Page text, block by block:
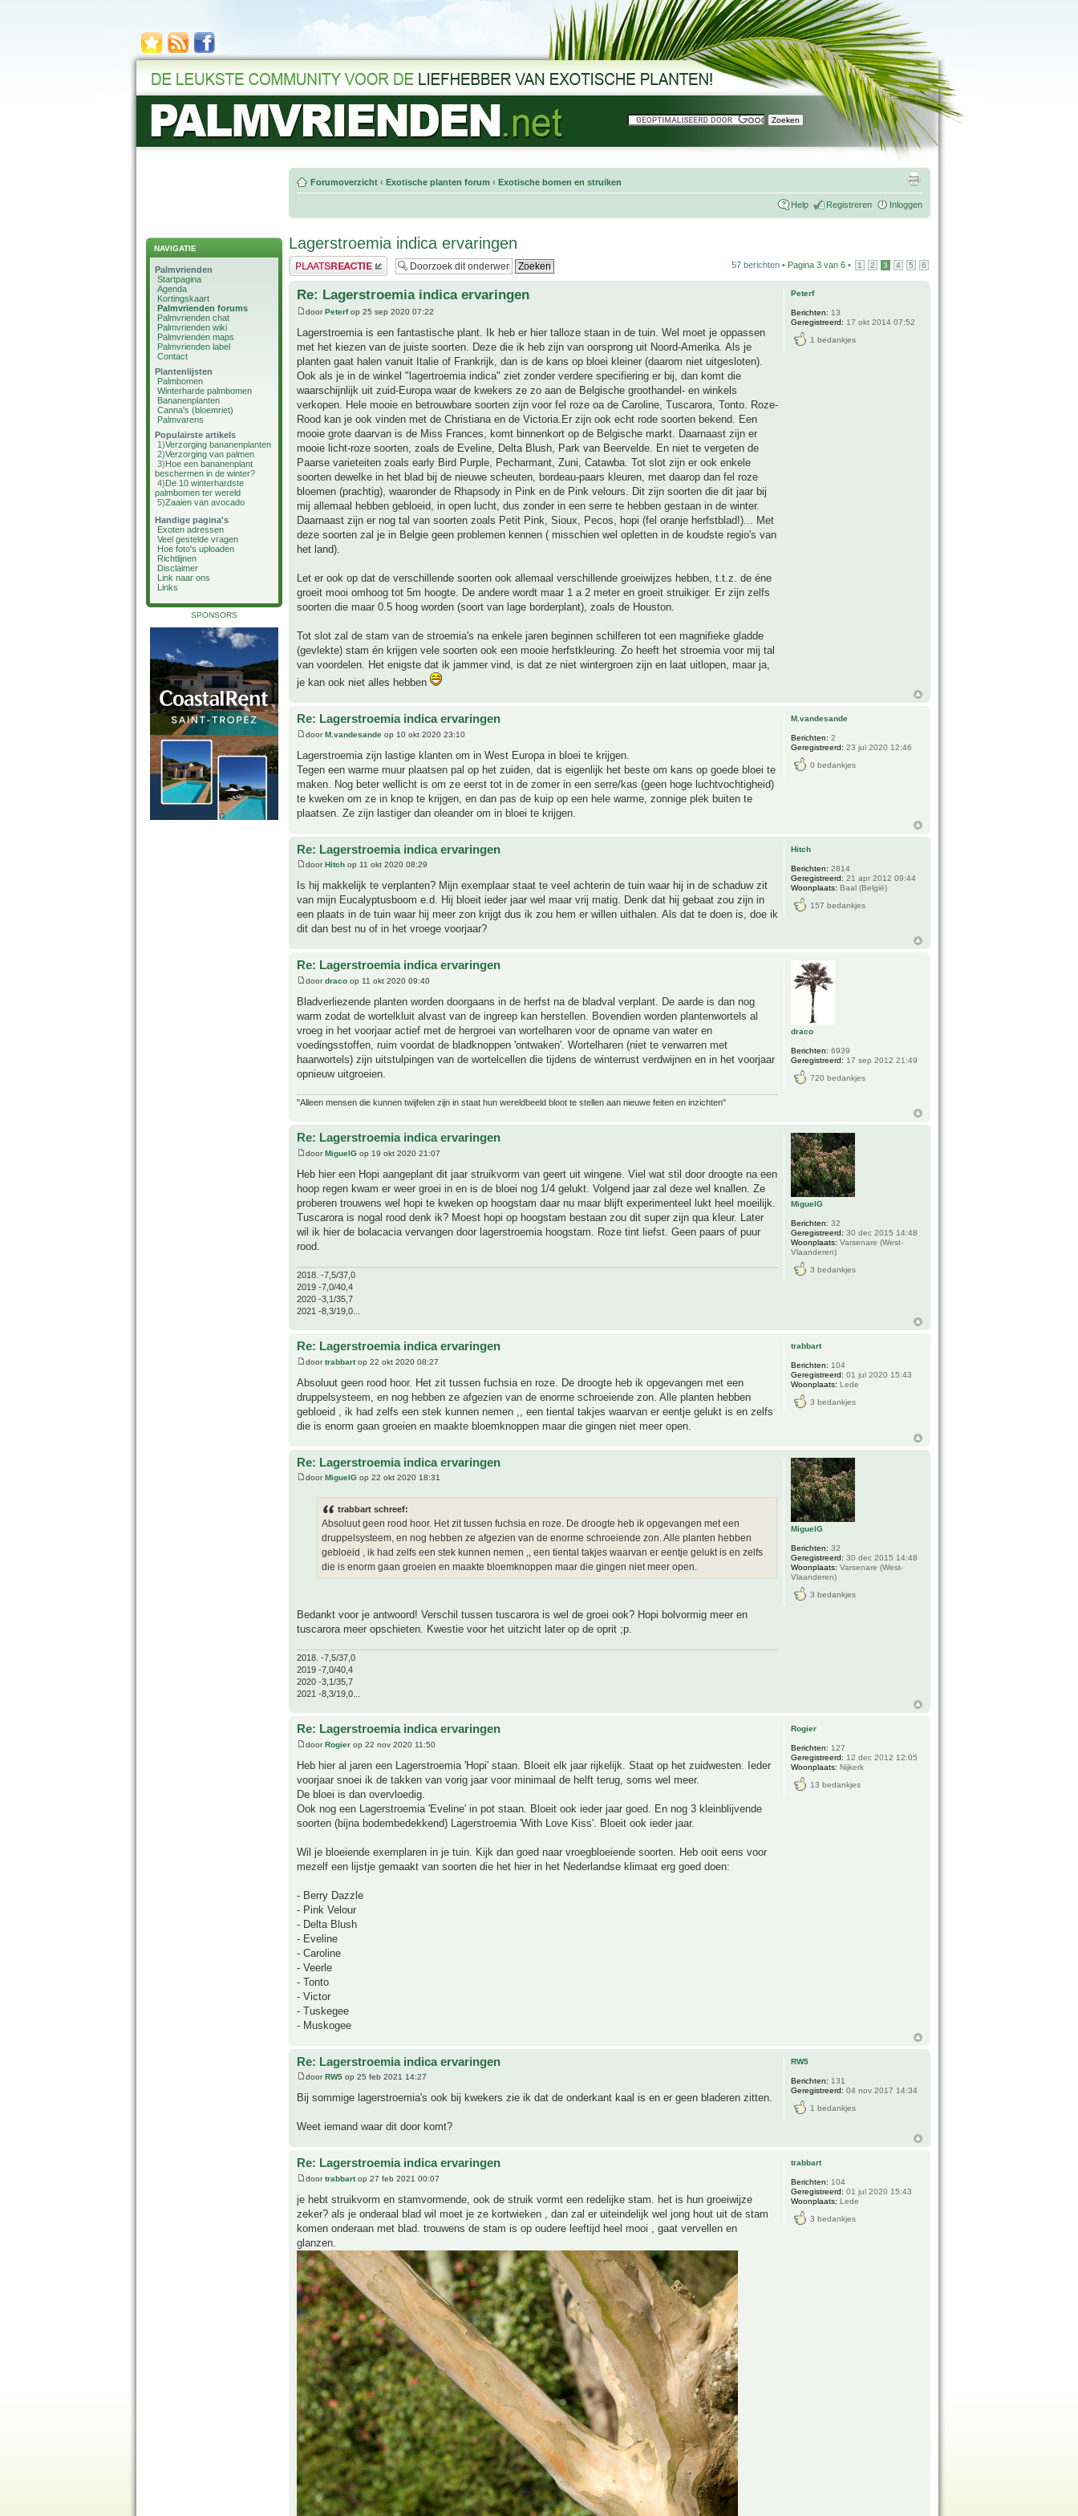
NAVIGATIE
Palmvrienden
Startpagina
Agenda
Kortingskaart
Palmvrienden forums
Palmvrienden chat
Palmvrienden wiki
Palmvrienden maps
Palmvrienden label
Contact
Plantenlijsten
Palmbomen
Winterharde palmbomen
Bananenplanten
Canna's (bloemriet)
Palmvarens
Populairste artikels
1)Verzorging bananenplanten
2)Verzorging van palmen
3)Hoe een bananenplant
beschermen in de winter?
4)De 10 winterhardste
palmbomen ter wereld
5)Zaaien van avocado
Handige pagina's
Exoten adressen
Veel gestelde vragen
Hoe foto's uploaden
Richtlijnen
Disclaimer
Link naar ons
Links
SPONSORS
Forumoverzicht ‹ Exotische planten forum ‹ Exotische bomen en struiken
Help Registreren Inloggen
Lagerstroemia indica ervaringen
Plaats een reactie 57 berichten • Pagina 3 van 6 • 1 2 3 4 5 6
Re: Lagerstroemia indica ervaringen
doorPeterfop 25 sep 2020 07:22
Lagerstroemia is een fantastische plant. Ik heb er hier talloze staan in de tuin. Wel moet je oppassen
met het kiezen van de juiste soorten. Deze die ik heb zijn van oorsprong uit Noord-Amerika. Als je
planten gaat halen vanuit Italie of Frankrijk, dan is de kans op bloei kleiner (daarom niet uitgesloten).
Ook als je in de winkel "lagertroemia indica" ziet zonder verdere specifiering er bij, dan komt die
waarschijnlijk uit zuid-Europa waar de kwekers ze zo aan de Belgische groothandel- en winkels
verkopen. Hele mooie en betrouwbare soorten zijn voor fel roze oa de Caroline, Tuscarora, Tonto. Roze-
Rood kan je ook vinden met de Christiana en de Victoria.Er zijn ook echt rode soorten bekend. Een
mooie grote daarvan is de Miss Frances, komt binnenkort op de Belgische markt. Daarnaast zijn er
mooie licht-roze soorten, zoals de Eveline, Delta Blush, Park van Beervelde. En niet te vergeten de
Paarse varieteiten zoals early Bird Purple, Pecharmant, Zuni, Catawba. Tot slot zijn er ook enkele
soorten dewelke in het blad bij de nieuwe scheuten, bordeau-paars kleuren, met daarop dan fel roze
bloemen (prachtig), waaronder de Rhapsody in Pink en de Pink velours. Dit zijn soorten die dit jaar bij
mij allemaal hebben gebloeid, in open lucht, dus zonder in een serre te hebben gestaan in de winter.
Daarnaast zijn er nog tal van soorten zoals Petit Pink, Sioux, Pecos, hopi (fel oranje herfstblad!)... Met
deze soorten zal je in Belgie geen problemen kennen ( misschien wel opletten in de koudste regio's van
het land).
Let er ook op dat de verschillende soorten ook allemaal verschillende groeiwijzes hebben, t.t.z. de éne
groeit mooi omhoog tot 5m hoogte. De andere wordt maar 1 a 2 meter en groeit struikiger. Er zijn zelfs
soorten die maar 0.5 hoog worden (soort van lage borderplant), zoals de Houston.
Tot slot zal de stam van de stroemia's na enkele jaren beginnen schilferen tot een magnifieke gladde
(gevlekte) stam én krijgen vele soorten ook een mooie herfstkleuring. Zo heeft het stroemia voor mij tal
van voordelen. Het enigste dat ik jammer vind, is dat ze niet wintergroen zijn en laat uitlopen, maar ja,
je kan ook niet alles hebben
Peterf
Berichten: 13
Geregistreerd: 17 okt 2014 07:52
1 bedankjes
Re: Lagerstroemia indica ervaringen
doorM.vandesande op 10 okt 2020 23:10
Lagerstroemia zijn lastige klanten om in West Europa in bloei te krijgen.
Tegen een warme muur plaatsen pal op het zuiden, dat is eigenlijk het beste om kans op goede bloei te
maken. Nog beter wellicht is om ze eerst tot in de zomer in een serre/kas (geen hoge luchtvochtigheid)
te kweken om ze in knop te krijgen, en dan pas de kuip op een hele warme, zonnige plek buiten te
plaatsen. Ze zijn lastiger dan oleander om in bloei te krijgen.
M.vandesande
Berichten: 2
Geregistreerd: 23 jul 2020 12:46
0 bedankjes
Re: Lagerstroemia indica ervaringen
doorHitch op 11 okt 2020 08:29
Is hij makkelijk te verplanten? Mijn exemplaar staat te veel achterin de tuin waar hij in de schaduw zit
van mijn Eucalyptusboom e.d. Hij bloeit ieder jaar wel maar vrij matig. Denk dat hij gebaat zou zijn in
een plaats in de tuin waar hij meer zon krijgt dus ik zou hem er willen uithalen. Als dat te doen is, doe ik
dit dan best nu of in het vroege voorjaar?
Hitch
Berichten: 2814
Geregistreerd: 21 apr 2012 09:44
Woonplaats: Baal (België)
157 bedankjes
Re: Lagerstroemia indica ervaringen
doordraco op 11 okt 2020 09:40
Bladverliezende planten worden doorgaans in de herfst na de bladval verplant. De aarde is dan nog
warm zodat de wortelkluit alvast van de ingreep kan herstellen. Bovendien worden plantenwortels al
vroeg in het voorjaar actief met de hergroei van wortelharen voor de opname van water en
voedingsstoffen, ruim voordat de bladknoppen 'ontwaken'. Wortelharen (niet te verwarren met
haarwortels) zijn uitstulpingen van de wortelcellen die tijdens de winterrust verdwijnen en in het voorjaar
opnieuw uitgroeien.
"Alleen mensen die kunnen twijfelen zijn in staat hun wereldbeeld bloot te stellen aan nieuwe feiten en inzichten"
draco
Berichten: 6939
Geregistreerd: 17 sep 2012 21:49
720 bedankjes
Re: Lagerstroemia indica ervaringen
doorMiguelG op 19 okt 2020 21:07
Heb hier een Hopi aangeplant dit jaar struikvorm van geert uit wingene. Viel wat stil door droogte na een
hoop regen kwam er weer groei in en is de bloei nog 1/4 gelukt. Volgend jaar zal deze wel knallen. Ze
proberen trouwens wel hopi te kweken op hoogstam daar nu maar blijft experimenteel lukt heel moeilijk.
Tuscarora is nogal rood denk ik? Moest hopi op hoogstam bestaan zou dit super zijn qua kleur. Later
wil ik hier de bolacacia vervangen door lagerstroemia hoogstam. Roze tint liefst. Geen paars of puur
rood.
2018. -7,5/37,0
2019 -7,0/40,4
2020 -3,1/35,7
2021 -8,3/19,0...
MiguelG
Berichten: 32
Geregistreerd: 30 dec 2015 14:48
Woonplaats: Varsenare (West-
Vlaanderen)
3 bedankjes
Re: Lagerstroemia indica ervaringen
doortrabbartop 22 okt 2020 08:27
Absoluut geen rood hoor. Het zit tussen fuchsia en roze. De droogte heb ik opgevangen met een
druppelsysteem, en nog hebben ze afgezien van de enorme schroeiende zon. Alle planten hebben
gebloeid , ik had zelfs een stek kunnen nemen ,, een tiental takjes waarvan er eentje gelukt is en zelfs
die is enorm gaan groeien en maakte bloemknoppen maar die gingen niet meer open.
trabbart
Berichten: 104
Geregistreerd: 01 jul 2020 15:43
Woonplaats: Lede
3 bedankjes
Re: Lagerstroemia indica ervaringen
door MiguelG op 22 okt 2020 18:31
trabbart schreef:
Absoluut geen rood hoor. Het zit tussen fuchsia en roze. De droogte heb ik opgevangen met een
druppelsysteem, en nog hebben ze afgezien van de enorme schroeiende zon. Alle planten hebben
gebloeid , ik had zelfs een stek kunnen nemen ,, een tiental takjes waarvan er eentje gelukt is en zelfs
die is enorm gaan groeien en maakte bloemknoppen maar die gingen niet meer open.
Bedankt voor je antwoord! Verschil tussen tuscarora is wel de groei ook? Hopi bolvormig meer en
tuscarora meer opschieten. Kwestie voor het uitzicht later op de oprit ;p.
2018. -7,5/37,0
2019 -7,0/40,4
2020 -3,1/35,7
2021 -8,3/19,0...
MiguelG
Berichten: 32
Geregistreerd: 30 dec 2015 14:48
Woonplaats: Varsenare (West-
Vlaanderen)
3 bedankjes
Re: Lagerstroemia indica ervaringen
doorRogier op 22 nov 2020 11:50
Heb hier al jaren een Lagerstroemia 'Hopi' staan. Bloeit elk jaar rijkelijk. Staat op het zuidwesten. Ieder
voorjaar snoei ik de takken van vorig jaar voor minimaal de helft terug, soms wel meer.
De bloei is dan overvloedig.
Ook nog een Lagerstroemia 'Eveline' in pot staan. Bloeit ook ieder jaar goed. En nog 3 kleinblijvende
soorten (bijna bodembedekkend) Lagerstroemia 'With Love Kiss'. Bloeit ook ieder jaar.
Wil je bloeiende exemplaren in je tuin. Kijk dan goed naar vroegbloeiende soorten. Heb ooit eens voor
mezelf een lijstje gemaakt van soorten die het hier in het Nederlandse klimaat erg goed doen:
- Berry Dazzle
- Pink Velour
- Delta Blush
- Eveline
- Caroline
- Veerle
- Tonto
- Victor
- Tuskegee
- Muskogee
Rogier
Berichten: 127
Geregistreerd: 12 dec 2012 12:05
Woonplaats: Nijkerk
13 bedankjes
Re: Lagerstroemia indica ervaringen
doorRW5 op 25 feb 2021 14:27
Bij sommige lagerstroemia's ook bij kwekers zie ik dat de onderkant kaal is en er geen bladeren zitten.
Weet iemand waar dit door komt?
RW5
Berichten: 131
Geregistreerd: 04 nov 2017 14:34
1 bedankjes
Re: Lagerstroemia indica ervaringen
doortrabbartop 27 feb 2021 00:07
je hebt struikvorm en stamvormende, ook de struik vormt een redelijke stam. het is hun groeiwijze
zeker? als je onderaal blad wil moet je ze kortwieken , dan zal er uiteindelijk wel jong hout uit de stam
komen onderaan met blad. trouwens de stam is op oudere leeftijd heel mooi , gaat vervellen en
glanzen.
trabbart
Berichten: 104
Geregistreerd: 01 jul 2020 15:43
Woonplaats: Lede
3 bedankjes